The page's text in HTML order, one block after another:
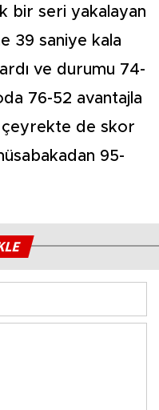
bir seri yakalayan
39 saniye kala
ve durumu 74-
76-52 avantajla
de skor
95-